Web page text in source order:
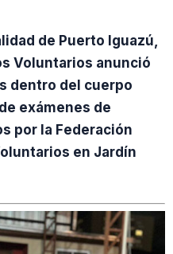
de Puerto Iguazú,
Voluntarios anunció
dentro del cuerpo
exámenes de
por la Federación
en Jardín